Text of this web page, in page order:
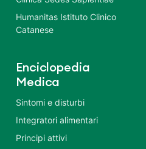
Humanitas Istituto Clinico
Catanese
Enciclopedia
Medica
Sintomi e disturbi
Integratori alimentari
Principi attivi